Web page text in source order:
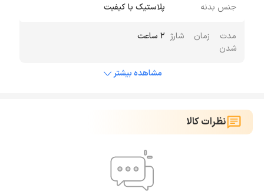
جنس بدنه پلاستیک با کیفیت
مدت زمان شارژ
شدن
2 ساعت
مشاهده بیشتر
نظرات کالا